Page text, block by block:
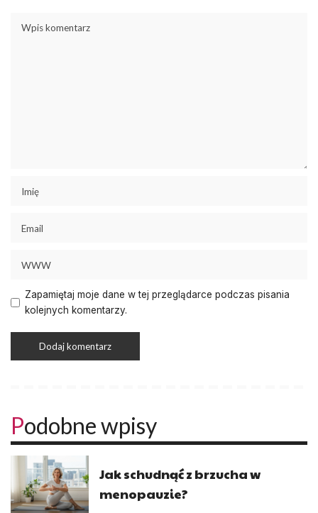
Zapamiętaj moje dane w tej przeglądarce podczas pisania
kolejnych komentarzy.
Podobne wpisy
Jak schudnąć z brzucha w
menopauzie?